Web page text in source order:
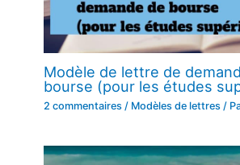
Modèle de lettre de
bourse (pour les études
2 commentaires / Modèles de lettres /